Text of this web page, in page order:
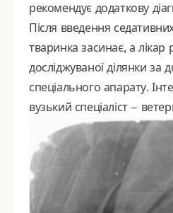
рекомендує додаткову
Після введення
тваринка засинає, а лікар
досліджуваної ділянки за
спеціального апарату.
вузький спеціаліст –